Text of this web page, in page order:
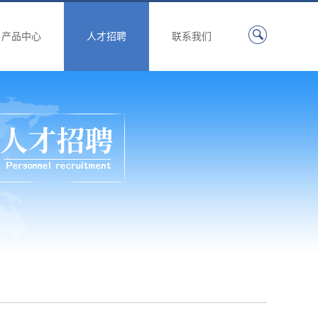
产品中心 人才招聘 联系我们